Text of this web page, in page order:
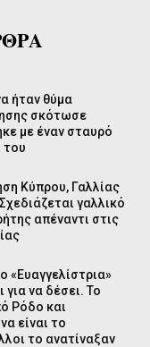
ήταν θύμα
σκότωσε
με έναν σταυρό
του
Κύπρου, Γαλλίας
γαλλικό
απέναντι στις
«Ευαγγελίστρια»
για να δέσει. Το
Ρόδο και
είναι το
το ανατίναξαν